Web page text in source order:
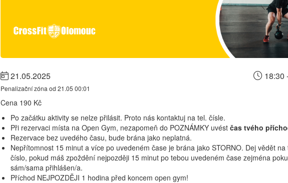
21.05.2025 18:30
Penalizační zóna od 21.05 00:01
Cena 190 Kč
Po začátku aktivity se nelze přilásit. Proto nás kontaktuj na tel. čísle.
Při rezervaci místa na Open Gym, nezapomeň do POZNÁMKY uvést čas tvého
Rezervace bez uvedého času, bude brána jako neplatná.
Nepřítomnost 15 minut a více po uvedeném čase je brána jako STORNO. Dej vědět na
číslo, pokud máš zpoždění nejpozději 15 minut po tebou uvedeném čase zejména
sám/sama přihlášen/a.
Příchod NEJPOZDĚJI 1 hodina před koncem open gym!